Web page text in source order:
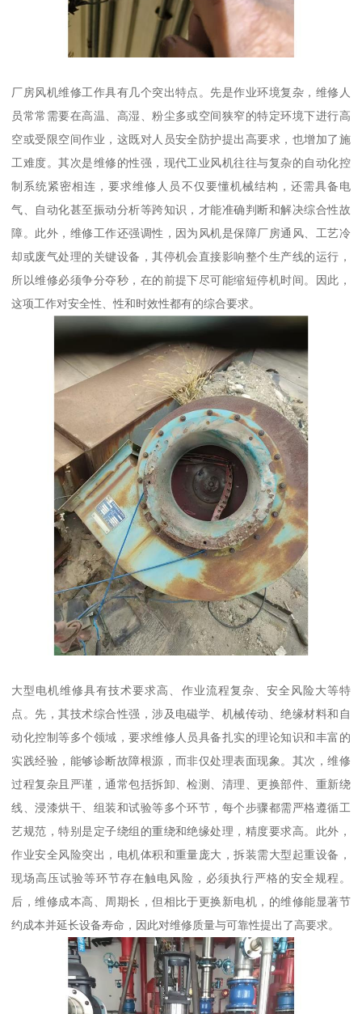
厂房风机维修工作具有几个突出特点。先是作业环境复杂，维修人
员常常需要在高温、高湿、粉尘多或空间狭窄的特定环境下进行高
空或受限空间作业，这既对人员安全防护提出高要求，也增加了施
工难度。其次是维修的性强，现代工业风机往往与复杂的自动化控
制系统紧密相连，要求维修人员不仅要懂机械结构，还需具备电
气、自动化甚至振动分析等跨知识，才能准确判断和解决综合性故
障。此外，维修工作还强调性，因为风机是保障厂房通风、工艺冷
却或废气处理的关键设备，其停机会直接影响整个生产线的运行，
所以维修必须争分夺秒，在的前提下尽可能缩短停机时间。因此，
这项工作对安全性、性和时效性都有的综合要求。
大型电机维修具有技术要求高、作业流程复杂、安全风险大等特
点。先，其技术综合性强，涉及电磁学、机械传动、绝缘材料和自
动化控制等多个领域，要求维修人员具备扎实的理论知识和丰富的
实践经验，能够诊断故障根源，而非仅处理表面现象。其次，维修
过程复杂且严谨，通常包括拆卸、检测、清理、更换部件、重新绕
线、浸漆烘干、组装和试验等多个环节，每个步骤都需严格遵循工
艺规范，特别是定子绕组的重绕和绝缘处理，精度要求高。此外，
作业安全风险突出，电机体积和重量庞大，拆装需大型起重设备，
现场高压试验等环节存在触电风险，必须执行严格的安全规程。
后，维修成本高、周期长，但相比于更换新电机，的维修能显著节
约成本并延长设备寿命，因此对维修质量与可靠性提出了高要求。